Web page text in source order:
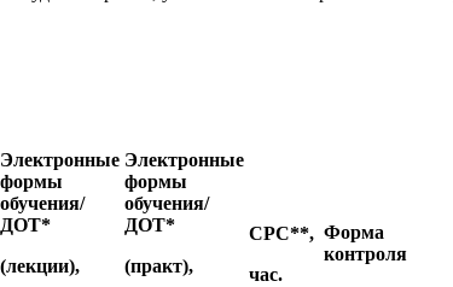
Электронные
формы
обучения/
ДОТ*
(лекции),
Электронные
формы
обучения/
ДОТ*
(практ),
СРС**,
час.
Форма
контроля